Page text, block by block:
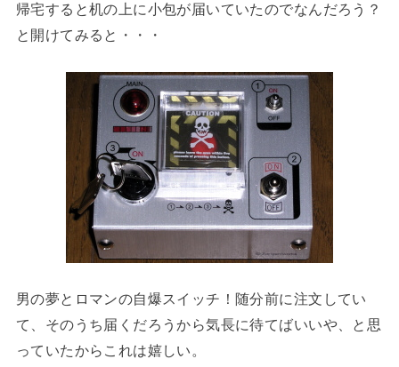
帰宅すると机の上に小包が届いていたのでなんだろう？
と開けてみると・・・
男の夢とロマンの自爆スイッチ！随分前に注文してい
て、そのうち届くだろうから気長に待てばいいや、と思
っていたからこれは嬉しい。